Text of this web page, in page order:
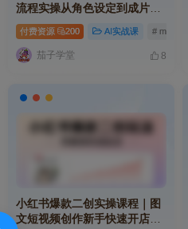
流程实操从角色设定到成片发
布，角色设计、分镜生成、漫
剧制作
付费资源 200 AI实战课 # mp
茄子学堂 8
小红书爆款二创实操课程｜图
文短视频创作新手快速开店起